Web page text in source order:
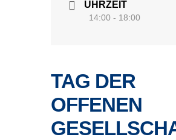
UHRZEIT
14:00 - 18:00
TAG DER
OFFENEN